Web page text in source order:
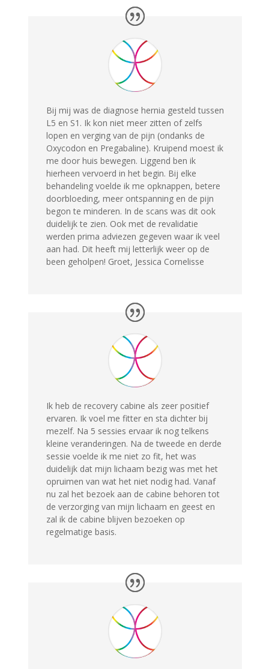
Bij mij was de diagnose hernia gesteld tussen
L5 en S1. Ik kon niet meer zitten of zelfs
lopen en verging van de pijn (ondanks de
Oxycodon en Pregabaline). Kruipend moest ik
me door huis bewegen. Liggend ben ik
hierheen vervoerd in het begin. Bij elke
behandeling voelde ik me opknappen, betere
doorbloeding, meer ontspanning en de pijn
begon te minderen. In de scans was dit ook
duidelijk te zien. Ook met de revalidatie
werden prima adviezen gegeven waar ik veel
aan had. Dit heeft mij letterlijk weer op de
been geholpen! Groet, Jessica Cornelisse
Ik heb de recovery cabine als zeer positief
ervaren. Ik voel me fitter en sta dichter bij
mezelf. Na 5 sessies ervaar ik nog telkens
kleine veranderingen. Na de tweede en derde
sessie voelde ik me niet zo fit, het was
duidelijk dat mijn lichaam bezig was met het
opruimen van wat het niet nodig had. Vanaf
nu zal het bezoek aan de cabine behoren tot
de verzorging van mijn lichaam en geest en
zal ik de cabine blijven bezoeken op
regelmatige basis.